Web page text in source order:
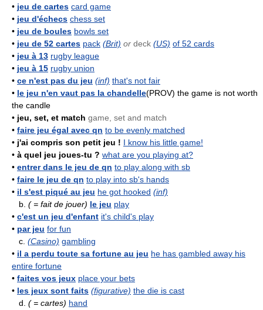
• jeu de cartes card game
• jeu d'échecs chess set
• jeu de boules bowls set
• jeu de 52 cartes pack (Brit) or deck (US) of 52 cards
• jeu à 13 rugby league
• jeu à 15 rugby union
• ce n'est pas du jeu (inf) that's not fair
• le jeu n'en vaut pas la chandelle(PROV) the game is not worth
the candle
• jeu, set, et match game, set and match
• faire jeu égal avec qn to be evenly matched
• j'ai compris son petit jeu ! I know his little game!
• à quel jeu joues-tu ? what are you playing at?
• entrer dans le jeu de qn to play along with sb
• faire le jeu de qn to play into sb's hands
• il s'est piqué au jeu he got hooked (inf)
b. ( = fait de jouer) le jeu play
• c'est un jeu d'enfant it's child's play
• par jeu for fun
c. (Casino) gambling
• il a perdu toute sa fortune au jeu he has gambled away his
entire fortune
• faites vos jeux place your bets
• les jeux sont faits (figurative) the die is cast
d. ( = cartes) hand